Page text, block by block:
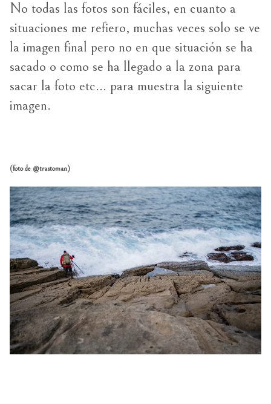
No todas las fotos son fáciles, en cuanto a
situaciones me refiero, muchas veces solo se ve
la imagen final pero no en que situación se ha
sacado o como se ha llegado a la zona para
sacar la foto etc… para muestra la siguiente
imagen.
(foto de @trastoman)